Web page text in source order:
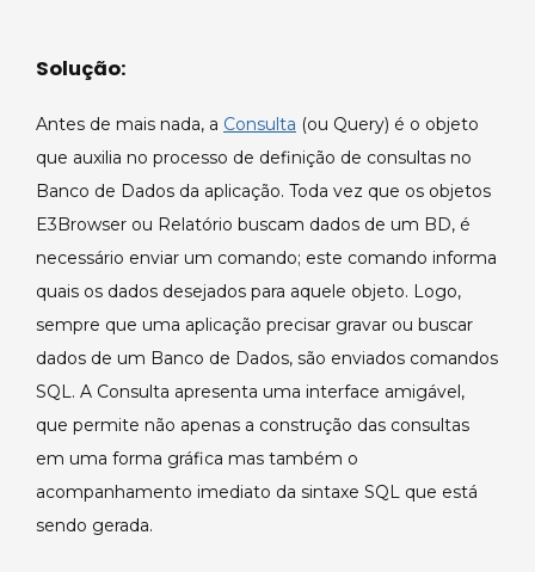
Solução:
Antes de mais nada, a Consulta (ou Query) é o objeto
que auxilia no processo de definição de consultas no
Banco de Dados da aplicação. Toda vez que os objetos
E3Browser ou Relatório buscam dados de um BD, é
necessário enviar um comando; este comando informa
quais os dados desejados para aquele objeto. Logo,
sempre que uma aplicação precisar gravar ou buscar
dados de um Banco de Dados, são enviados comandos
SQL. A Consulta apresenta uma interface amigável,
que permite não apenas a construção das consultas
em uma forma gráfica mas também o
acompanhamento imediato da sintaxe SQL que está
sendo gerada.